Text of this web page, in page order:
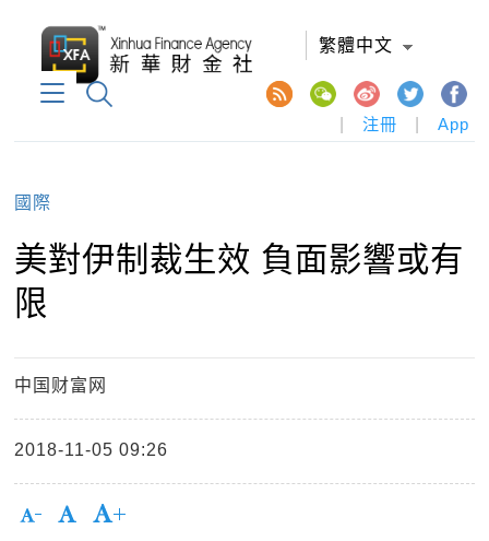
繁體中文
注冊 App
國際
​美對伊制裁生效 負面影響或有
限
中国财富网
2018-11-05 09:26